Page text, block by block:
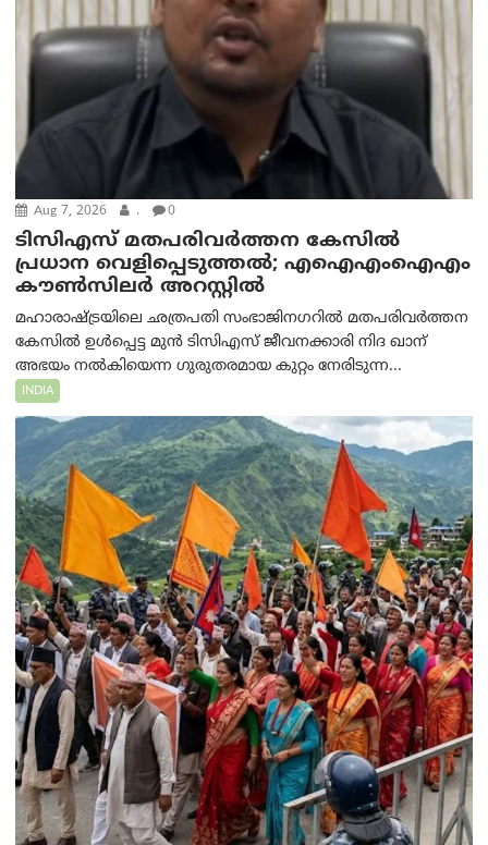
Aug 7, 2026 . 0
ടിസിഎസ് മതപരിവർത്തന കേസിൽ
പ്രധാന വെളിപ്പെടുത്തൽ; എഐഎംഐഎം
കൗൺസിലർ അറസ്റ്റിൽ
മഹാരാഷ്ട്രയിലെ ഛത്രപതി സംഭാജിനഗറിൽ മതപരിവർത്തന
കേസിൽ ഉൾപ്പെട്ട മുൻ ടിസിഎസ് ജീവനക്കാരി നിദ ഖാന്
അഭയം നൽകിയെന്ന ഗുരുതരമായ കുറ്റം നേരിടുന്ന...
INDIA